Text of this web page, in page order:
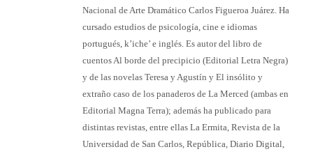
Nacional de Arte Dramático Carlos Figueroa Juárez. Ha
cursado estudios de psicología, cine e idiomas
portugués, k’iche’ e inglés. Es autor del libro de
cuentos Al borde del precipicio (Editorial Letra Negra)
y de las novelas Teresa y Agustín y El insólito y
extraño caso de los panaderos de La Merced (ambas en
Editorial Magna Terra); además ha publicado para
distintas revistas, entre ellas La Ermita, Revista de la
Universidad de San Carlos, República, Diario Digital,